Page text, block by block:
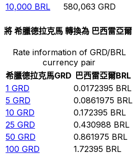
10,000 BRL 580,063 GRD
將 希臘德拉克馬 轉換為 巴西雷亞爾
Rate information of GRD/BRL
currency pair
希臘德拉克馬GRD 巴西雷亞爾BRL
1 GRD 0.0172395 BRL
5 GRD 0.0861975 BRL
10 GRD 0.172395 BRL
25 GRD 0.430988 BRL
50 GRD 0.861975 BRL
100 GRD 1.72395 BRL